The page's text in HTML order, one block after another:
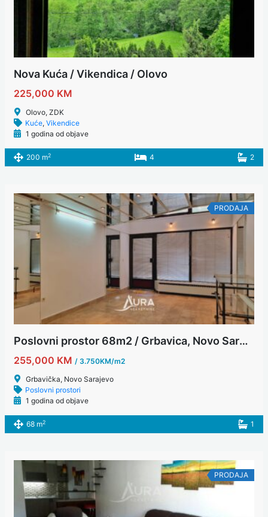
Nova Kuća / Vikendica / Olovo
225,000 KM
Olovo, ZDK
Kuće,Vikendice
1 godina od objave
200 m2 4 2
PRODAJA
Poslovni prostor 68m2 / Grbavica, Novo Sarajevo
255,000 KM/ 3.750KM/m2
Grbavička, Novo Sarajevo
Poslovni prostori
1 godina od objave
68 m2 1
PRODAJA